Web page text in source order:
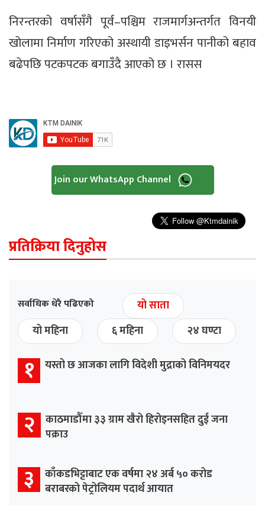
निरन्तरको वर्षासँगै पूर्व–पश्चिम राजमार्गअन्तर्गत विनयी
खोलामा निर्माण गरिएको अस्थायी डाइभर्सन पानीको बहाव
बढेपछि पटकपटक बगाउँदै आएको छ । रासस
Join our WhatsApp Channel
प्रतिक्रिया दिनुहोस
सर्वाधिक धेरै पढिएको
यो साता
यो महिना
६ महिना २४ घण्टा
१ यस्तो छ आजका लागि विदेशी मुद्राको विनिमयदर
२
काठमाडौँमा ३३ ग्राम खैरो हिरोइनसहित दुई जना
पक्राउ
३
काँकडभिट्टाबाट एक वर्षमा २४ अर्ब ५० करोड
बराबरको पेट्रोलियम पदार्थ आयात